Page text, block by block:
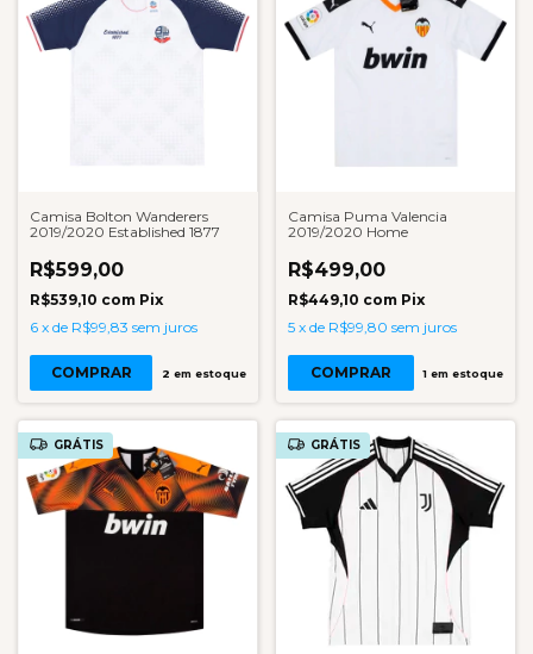
Camisa Bolton Wanderers
2019/2020 Established 1877
R$599,00
R$539,10 com Pix
6 x de R$99,83 sem juros
COMPRAR 2 em estoque
Camisa Puma Valencia
2019/2020 Home
R$499,00
R$449,10 com Pix
5 x de R$99,80 sem juros
COMPRAR 1 em estoque
GRÁTIS GRÁTIS